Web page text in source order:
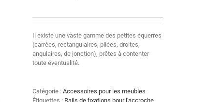
Il existe une vaste gamme des petites équerres
(carrées, rectangulaires, pliées, droites,
angulaires, de jonction), prêtes à contenter
toute éventualité.
Catégorie : Accessoires pour les meubles
Étiquettes : Rails de fixations pour l'accroche